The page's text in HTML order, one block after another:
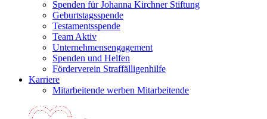
Spenden für Johanna Kirchner Stiftung
Geburtstagsspende
Testamentsspende
Team Aktiv
Unternehmensengagement
Spenden und Helfen
Förderverein Straffälligenhilfe
Karriere
Mitarbeitende werben Mitarbeitende